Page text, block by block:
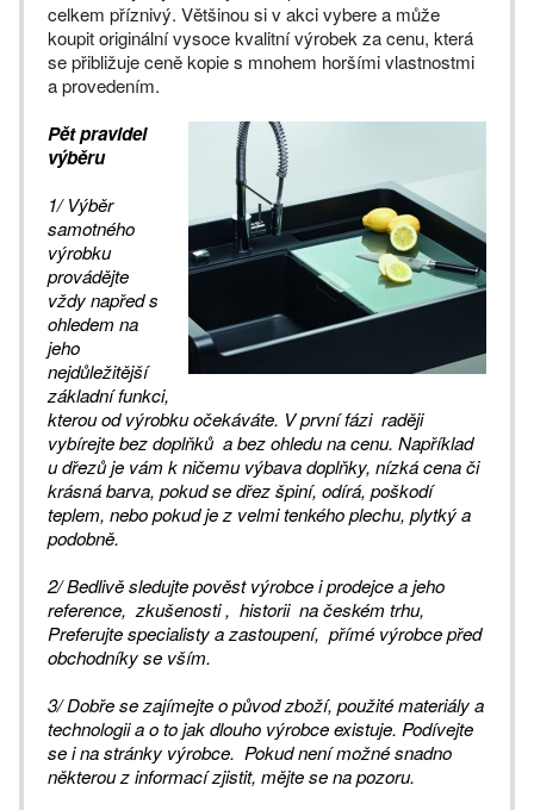
celkem příznivý. Většinou si v akci vybere a může
koupit originální vysoce kvalitní výrobek za cenu, která
se přibližuje ceně kopie s mnohem horšími vlastnostmi
a provedením.
Pět pravidel
výběru
1/ Výběr
samotného
výrobku
provádějte
vždy napřed s
ohledem na
jeho
nejdůležitější
základní funkci,
kterou od výrobku očekáváte. V první fázi raději
vybírejte bez doplňků a bez ohledu na cenu. Například
u dřezů je vám k ničemu výbava doplňky, nízká cena či
krásná barva, pokud se dřez špiní, odírá, poškodí
teplem, nebo pokud je z velmi tenkého plechu, plytký a
podobně.
2/ Bedlivě sledujte pověst výrobce i prodejce a jeho
reference, zkušenosti , historii na českém trhu,
Preferujte specialisty a zastoupení, přímé výrobce před
obchodníky se vším.
3/ Dobře se zajímejte o původ zboží, použité materiály a
technologii a o to jak dlouho výrobce existuje. Podívejte
se i na stránky výrobce. Pokud není možné snadno
některou z informací zjistit, mějte se na pozoru.